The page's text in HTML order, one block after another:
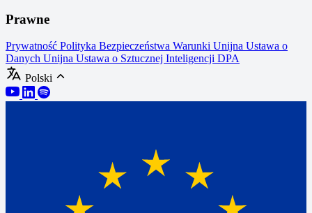
Prawne
Prywatność Polityka Bezpieczeństwa Warunki Unijna Ustawa o
Danych Unijna Ustawa o Sztucznej Inteligencji DPA
Polski